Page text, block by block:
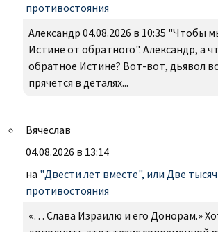
противостояния
Александр 04.08.2026 в 10:35 "Чтобы
Истине от обратного". Александр, а
обратное Истине? Вот-вот, дьявол
прячется в деталях...
Вячеслав
04.08.2026 в 13:14
на "Двести лет вместе", или Две
противостояния
«… Слава Израилю и его Донорам.»